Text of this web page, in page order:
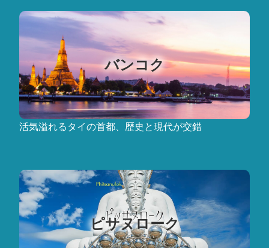
バンコク
活気溢れるタイの首都、歴史と現代が交錯
ピサヌローク